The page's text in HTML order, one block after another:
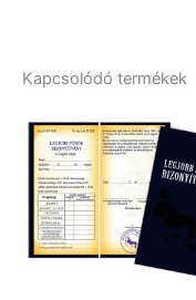
Kapcsolódó termékek